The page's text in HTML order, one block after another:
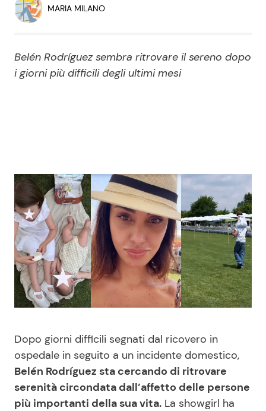
Persone Scomparse
Politica Reality e Talent
News Musica
News Spettacolo
Benessere
Casa
Moda e Style
Mondo Mamma
News benessere
Cucina e Ricette
Consigli di Cucina
Dolci
Le Ricette in TV
Primi Piatti
MARIA MILANO
Belén Rodríguez sembra ritrovare il sereno dopo
i giorni più difficili degli ultimi mesi
Dopo giorni difficili segnati dal ricovero in
ospedale in seguito a un incidente domestico,
Belén Rodríguez sta cercando di ritrovare
serenità circondata dall’affetto delle persone
più importanti della sua vita. La showgirl ha